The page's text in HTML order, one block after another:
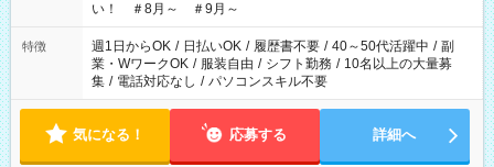
い！ ＃8月～ ＃9月～
特徴 週1日からOK / 日払いOK / 履歴書不要 / 40～50代活躍中 / 副
業・WワークOK / 服装自由 / シフト勤務 / 10名以上の大量募
集 / 電話対応なし / パソコンスキル不要
気になる！ 応募する 詳細へ